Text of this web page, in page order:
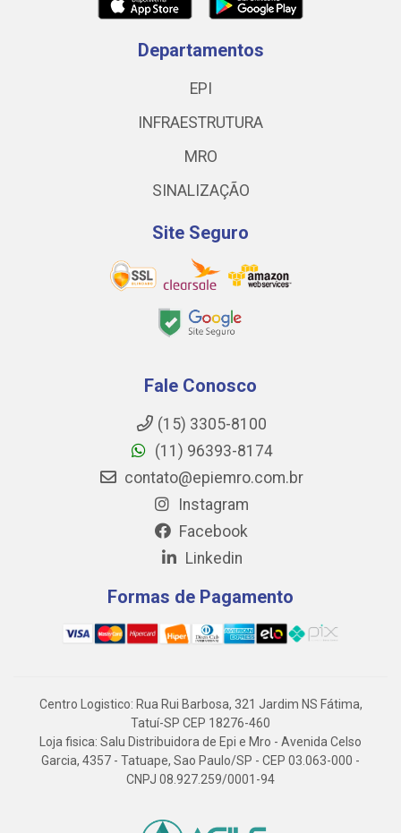
Departamentos
EPI
INFRAESTRUTURA
MRO
SINALIZAÇÃO
Site Seguro
Fale Conosco
(15) 3305-8100
(11) 96393-8174
contato@epiemro.com.br
Instagram
Facebook
Linkedin
Formas de Pagamento
Centro Logistico: Rua Rui Barbosa, 321 Jardim NS Fátima,
Tatuí-SP CEP 18276-460
Loja fisica: Salu Distribuidora de Epi e Mro - Avenida Celso
Garcia, 4357 - Tatuape, Sao Paulo/SP - CEP 03.063-000 -
CNPJ 08.927.259/0001-94